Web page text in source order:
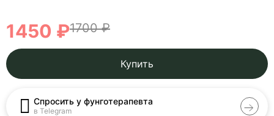
1450 ₽1700 ₽
Купить
Спросить у фунготерапевта
в Telegram